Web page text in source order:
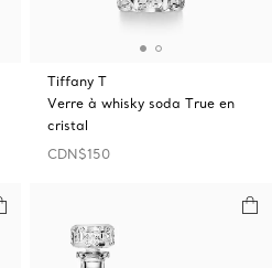
Tiffany T
Verre à whisky soda True en
cristal
CDN$150